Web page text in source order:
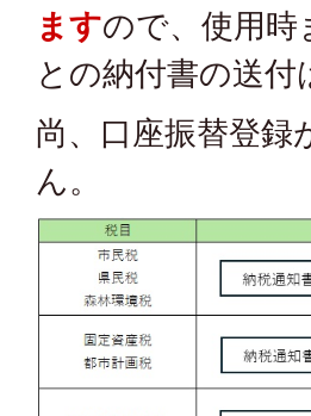
ますので、使用時
との納付書の送
尚、口座振替登録
ん。